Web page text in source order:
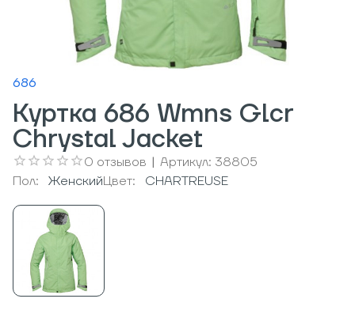
686
Куртка 686 Wmns Glcr
Chrystal Jacket
0 отзывов | Артикул: 38805
Пол:
ЖенскийЦвет: CHARTREUSE